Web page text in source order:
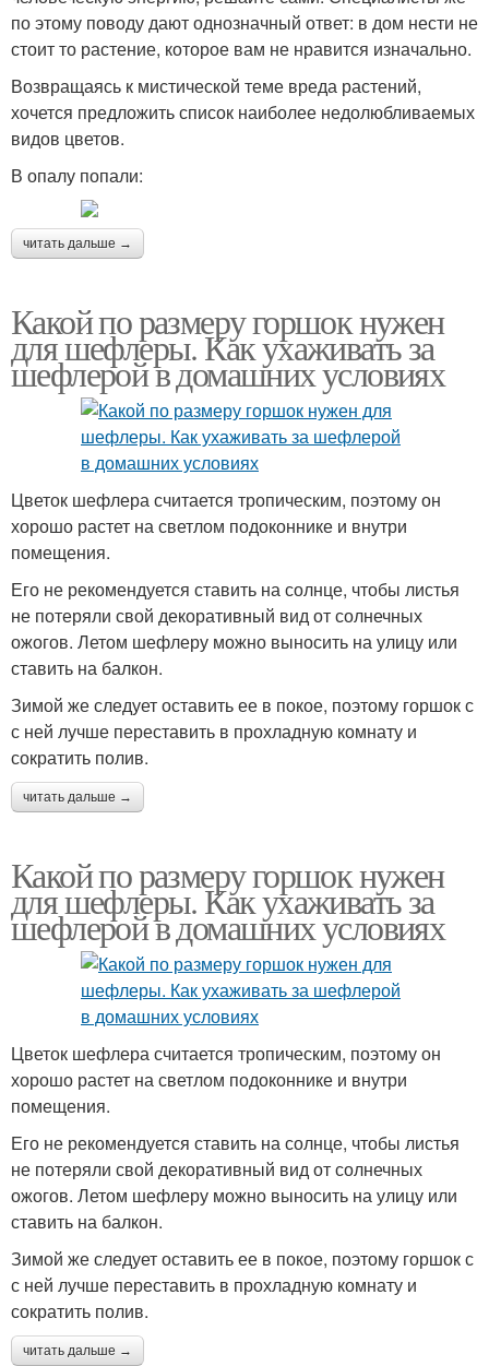
по этому поводу дают однозначный ответ: в дом нести не
стоит то растение, которое вам не нравится изначально.
Возвращаясь к мистической теме вреда растений,
хочется предложить список наиболее недолюбливаемых
видов цветов.
В опалу попали:
читать дальше →
Какой по размеру горшок нужен
для шефлеры. Как ухаживать за
шефлерой в домашних условиях
Цветок шефлера считается тропическим, поэтому он
хорошо растет на светлом подоконнике и внутри
помещения.
Его не рекомендуется ставить на солнце, чтобы листья
не потеряли свой декоративный вид от солнечных
ожогов. Летом шефлеру можно выносить на улицу или
ставить на балкон.
Зимой же следует оставить ее в покое, поэтому горшок с
с ней лучше переставить в прохладную комнату и
сократить полив.
читать дальше →
Какой по размеру горшок нужен
для шефлеры. Как ухаживать за
шефлерой в домашних условиях
Цветок шефлера считается тропическим, поэтому он
хорошо растет на светлом подоконнике и внутри
помещения.
Его не рекомендуется ставить на солнце, чтобы листья
не потеряли свой декоративный вид от солнечных
ожогов. Летом шефлеру можно выносить на улицу или
ставить на балкон.
Зимой же следует оставить ее в покое, поэтому горшок с
с ней лучше переставить в прохладную комнату и
сократить полив.
читать дальше →